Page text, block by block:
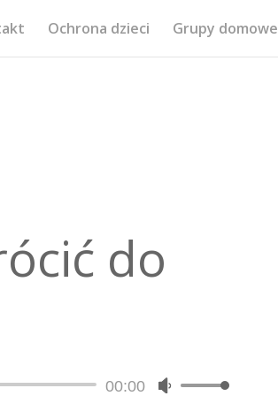
Ochrona dzieci Grupy domowe
do
00:00
Używaj